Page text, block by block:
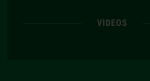
VIDEOS